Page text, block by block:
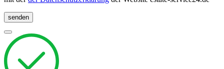
senden